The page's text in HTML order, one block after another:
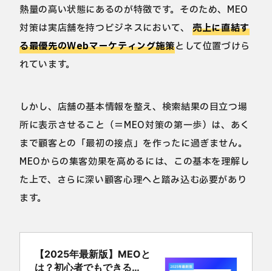
熱量の高い状態にあるのが特徴です。そのため、MEO
対策は実店舗を持つビジネスにおいて、売上に直結す
る最優先のWebマーケティング施策として位置づけら
れています。
しかし、店舗の基本情報を整え、検索結果の目立つ場
所に表示させること（＝MEO対策の第一歩）は、あく
まで顧客との「最初の接点」を作ったに過ぎません。
MEOからの集客効果を高めるには、この基本を理解し
た上で、さらに深い顧客心理へと踏み込む必要があり
ます。
【2025年最新版】MEOと
は？初心者でもできる